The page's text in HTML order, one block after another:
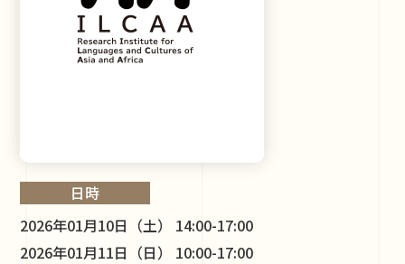
日時
2026年01月10日（土） 14:00-17:00
2026年01月11日（日） 10:00-17:00